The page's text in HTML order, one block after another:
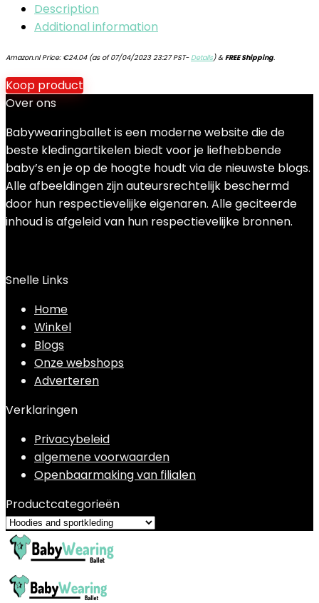
Description
Additional information
Amazon.nl Price: €24.04(as of 07/04/2023 23:27 PST- Details)&FREE Shipping.
Koop product
Over ons
Babywearingballet is een moderne website die de
beste kledingartikelen biedt voor je liefhebbende
baby’s en je op de hoogte houdt via de nieuwste blogs.
Alle afbeeldingen zijn auteursrechtelijk beschermd
door hun respectievelijke eigenaren. Alle geciteerde
inhoud is afgeleid van hun respectievelijke bronnen.
Snelle Links
Home
Winkel
Blogs
Onze webshops
Adverteren
Verklaringen
Privacybeleid
algemene voorwaarden
Openbaarmaking van filialen
Productcategorieën